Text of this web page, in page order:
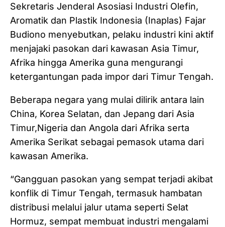
Sekretaris Jenderal Asosiasi Industri Olefin,
Aromatik dan Plastik Indonesia (Inaplas) Fajar
Budiono menyebutkan, pelaku industri kini aktif
menjajaki pasokan dari kawasan Asia Timur,
Afrika hingga Amerika guna mengurangi
ketergantungan pada impor dari Timur Tengah.
Beberapa negara yang mulai dilirik antara lain
China, Korea Selatan, dan Jepang dari Asia
Timur,Nigeria dan Angola dari Afrika serta
Amerika Serikat sebagai pemasok utama dari
kawasan Amerika.
“Gangguan pasokan yang sempat terjadi akibat
konflik di Timur Tengah, termasuk hambatan
distribusi melalui jalur utama seperti Selat
Hormuz, sempat membuat industri mengalami